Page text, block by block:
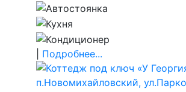
Подробнее...